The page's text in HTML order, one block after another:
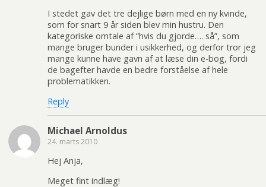
I stedet gav det tre dejlige børn med en ny kvinde,
som for snart 9 år siden blev min hustru. Den
kategoriske omtale af “hvis du gjorde…. så”, som
mange bruger bunder i usikkerhed, og derfor tror jeg
mange kunne have gavn af at læse din e-bog, fordi
de bagefter havde en bedre forståelse af hele
problematikken.
Reply
Michael Arnoldus
24. marts 2010
Hej Anja,
Meget fint indlæg!